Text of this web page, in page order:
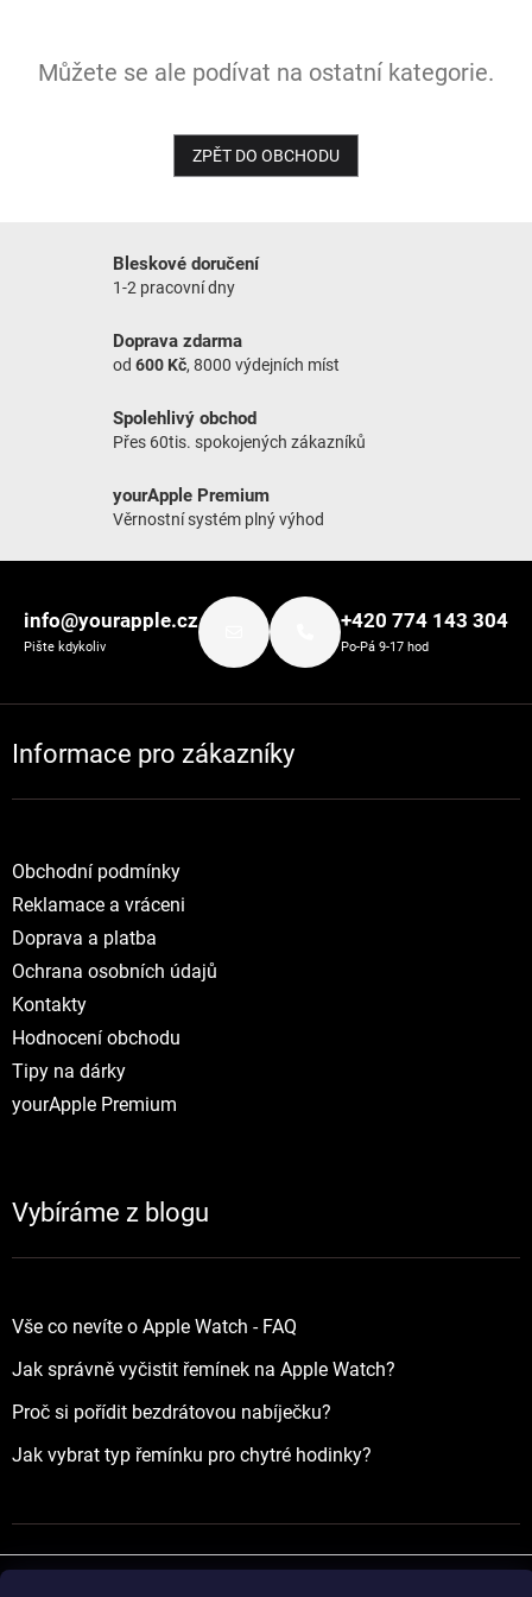
Můžete se ale podívat na ostatní kategorie.
ZPĚT DO OBCHODU
Bleskové doručení
1-2 pracovní dny
Doprava zdarma
od 600 Kč, 8000 výdejních míst
Spolehlivý obchod
Přes 60tis. spokojených zákazníků
yourApple Premium
Věrnostní systém plný výhod
info@yourapple.cz
Pište kdykoliv
+420 774 143 304
Po-Pá 9-17 hod
Informace pro zákazníky
Obchodní podmínky
Reklamace a vráceni
Doprava a platba
Ochrana osobních údajů
Kontakty
Hodnocení obchodu
Tipy na dárky
yourApple Premium
Vybíráme z blogu
Vše co nevíte o Apple Watch - FAQ
Jak správně vyčistit řemínek na Apple Watch?
Proč si pořídit bezdrátovou nabíječku?
Jak vybrat typ řemínku pro chytré hodinky?